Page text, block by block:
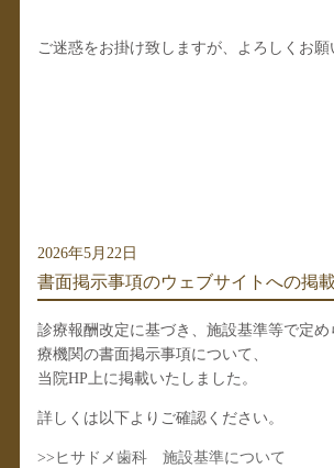
ご迷惑をお掛け致しますが、よろしくお願
2026年5月22日
書面掲示事項のウェブサイトへの掲
診療報酬改定に基づき、施設基準等で定
療機関の書面掲示事項について、
当院HP上に掲載いたしました。
詳しくは以下よりご確認ください。
>> ヒサドメ歯科 施設基準について